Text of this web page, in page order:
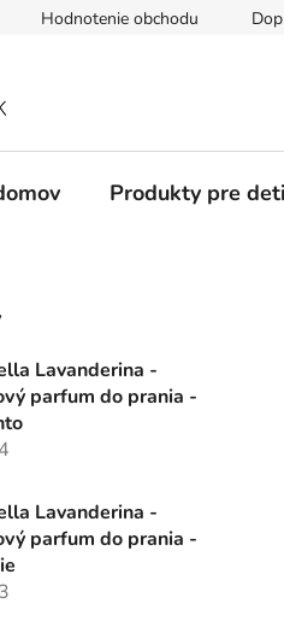
Hodnotenie obchodu
Produkty pre deti
Lavanderina -
parfum do prania -
Lavanderina -
parfum do prania -